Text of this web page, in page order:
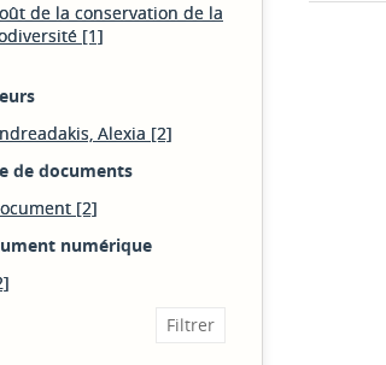
de la conservation de la
[1]
Alexia [2]
de documents
[2]
numérique